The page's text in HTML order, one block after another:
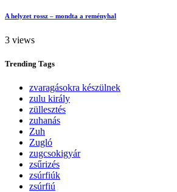
A helyzet rossz – mondta a reményhal
3 views
Trending Tags
zvaragásokra készülnek
zulu király
züllesztés
zuhanás
Zuh
Zugló
zugcsokigyár
zsűrizés
zsúrfiúk
zsúrfiú